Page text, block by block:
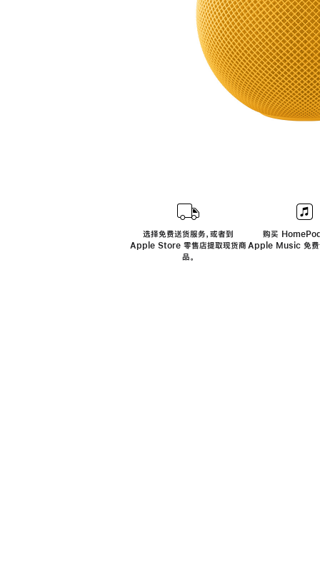
选择免费送货服务，或者到
Apple Store 零售店提取现货商
品。
购买
Apple Music 免费